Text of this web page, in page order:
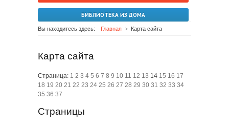
БИБЛИОТЕКА ИЗ ДОМА
Вы находитесь здесь: Главная Карта сайта
Карта сайта
Страница: 1 2 3 4 5 6 7 8 9 10 11 12 13 14 15 16 17
18 19 20 21 22 23 24 25 26 27 28 29 30 31 32 33 34
35 36 37
Страницы